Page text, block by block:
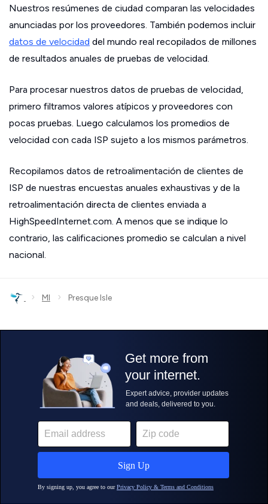
Nuestros resúmenes de ciudad comparan las velocidades
anunciadas por los proveedores. También podemos incluir
datos de velocidad del mundo real recopilados de millones
de resultados anuales de pruebas de velocidad.
Para procesar nuestros datos de pruebas de velocidad,
primero filtramos valores atípicos y proveedores con
pocas pruebas. Luego calculamos los promedios de
velocidad con cada ISP sujeto a los mismos parámetros.
Recopilamos datos de retroalimentación de clientes de
ISP de nuestras encuestas anuales exhaustivas y de la
retroalimentación directa de clientes enviada a
HighSpeedInternet.com. A menos que se indique lo
contrario, las calificaciones promedio se calculan a nivel
nacional.
› MI › Presque Isle